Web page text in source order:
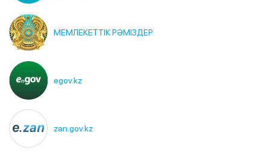
МЕМЛЕКЕТТІК РӘМІЗДЕР
egov.kz
zan.gov.kz